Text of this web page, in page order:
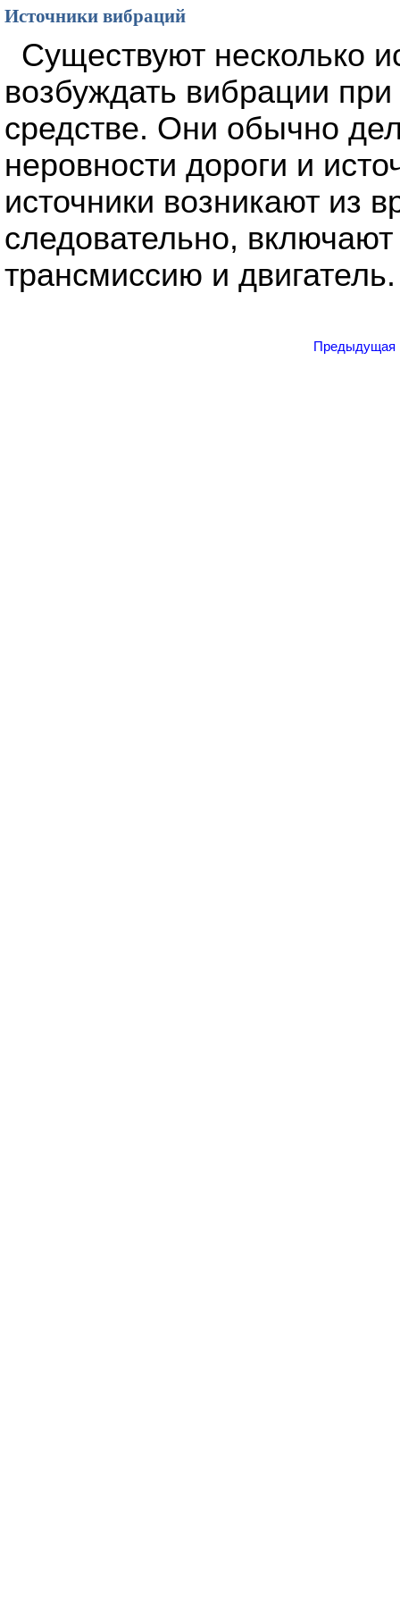
Источники вибраций
Существуют несколько
возбуждать вибрации
средстве. Они обычно
неровности дороги и
источники возникают из
следовательно,
трансмиссию и двигатель.
Предыдущая